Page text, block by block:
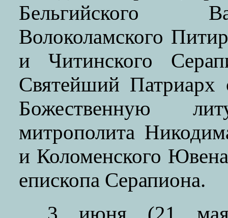
Бельгийского
Волоколамского
и Читинского
Святейший
Божественную
митрополита
и Коломенского
епископа Серапиона.